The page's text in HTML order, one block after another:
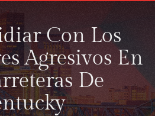
Con Los
Agresivos En
De